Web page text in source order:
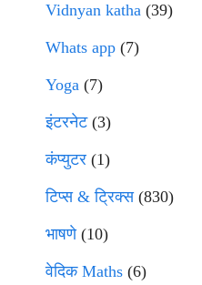
Vidnyan katha (39)
Whats app (7)
Yoga (7)
इंटरनेट(3)
कंप्युटर (1)
टिप्स & ट्रिक्स(830)
भाषणे(10)
वेदिक Maths (6)